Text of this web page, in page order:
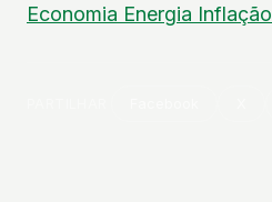
Economia Energia Inflação